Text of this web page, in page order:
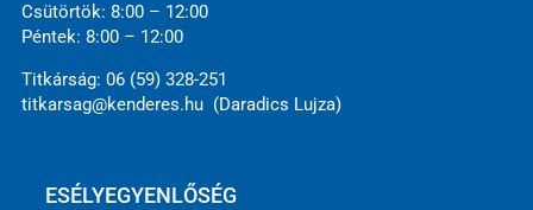
Csütörtök: 8:00 – 12:00
Péntek: 8:00 – 12:00
Titkárság: 06 (59) 328-251
titkarsag@kenderes.hu (Daradics Lujza)
ESÉLYEGYENLŐSÉG